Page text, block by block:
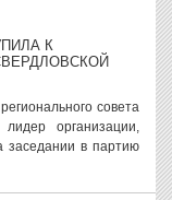
К
совета
организации,
заседании в партию